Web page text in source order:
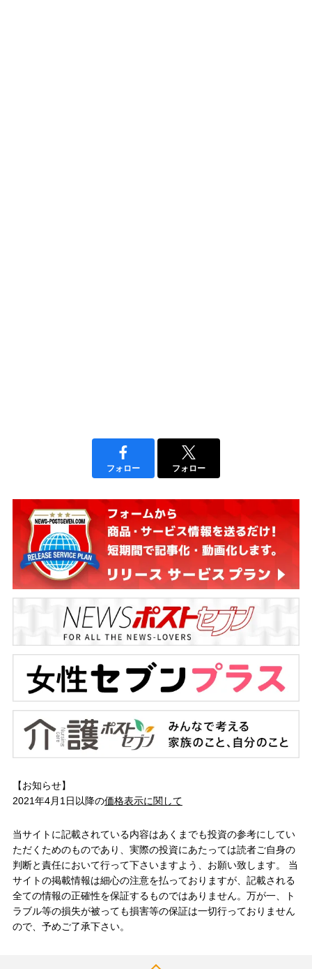
フォロー フォロー
【お知らせ】
2021年4月1日以降の価格表示に関して
当サイトに記載されている内容はあくまでも投資の参考にしてい
ただくためのものであり、実際の投資にあたっては読者ご自身の
判断と責任において行って下さいますよう、お願い致します。 当
サイトの掲載情報は細心の注意を払っておりますが、記載される
全ての情報の正確性を保証するものではありません。万が一、ト
ラブル等の損失が被っても損害等の保証は一切行っておりません
ので、予めご了承下さい。